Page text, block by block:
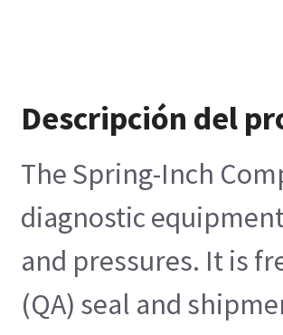
Descripción del
The Spring-Inch
diagnostic
and pressures. It is
(QA) seal and